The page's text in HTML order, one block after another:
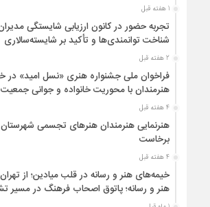
1 هفته قبل
تجربه حضور در کانون ارزیابی شایستگی
شناخت توانمندی‌ها و تأکید بر شایسته‌سالاری
2 هفته قبل
فراخوان ملی جشنواره هنری «نسل امید» در
هنرمندان با محوریت خانواده و جوانی جمعیت
4 هفته قبل
هنرنمایی هنرمندان هنرهای تجسمی شهرستان
برخاست
4 هفته قبل
خیمه‌های هنر و رسانه در قلب میادین؛ از
هنر و رسانه؛ پاتوق اصحاب فرهنگ در مسیر